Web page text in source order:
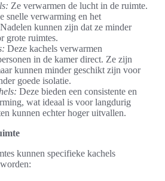
Ze verwarmen de lucht in de ruimte.
snelle verwarming en het
kunnen zijn dat ze minder
grote ruimtes.
Deze kachels verwarmen
in de kamer direct. Ze zijn
kunnen minder geschikt zijn voor
goede isolatie.
Deze bieden een consistente en
wat ideaal is voor langdurig
kunnen echter hoger uitvallen.
kunnen specifieke kachels